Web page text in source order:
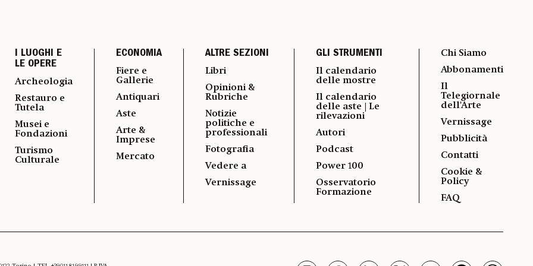
I LUOGHI E
LE OPERE
Archeologia
Restauro e
Tutela
Musei e
Fondazioni
Turismo
Culturale
ECONOMIA
Fiere e
Gallerie
Antiquari
Aste
Arte &
Imprese
Mercato
ALTRE SEZIONI
Libri
Opinioni &
Rubriche
Notizie
politiche e
professionali
Fotografia
Vedere a
Vernissage
GLI STRUMENTI
Il calendario
delle mostre
Il calendario
delle aste | Le
rilevazioni
Autori
Podcast
Power 100
Osservatorio
Formazione
Chi Siamo
Abbonamenti
Il
Telegiornale
dell'Arte
Vernissage
Pubblicità
Contatti
Cookie &
Policy
FAQ